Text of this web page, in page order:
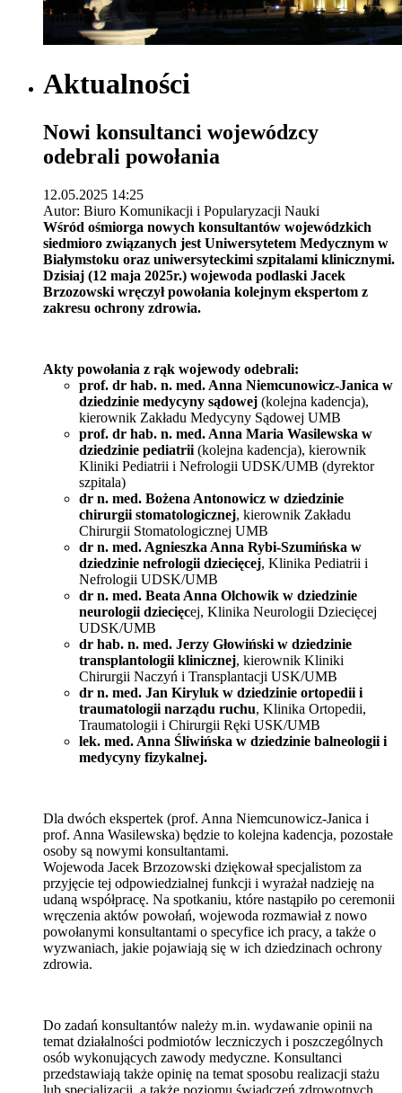
Aktualności
Nowi konsultanci wojewódzcy
odebrali powołania
12.05.2025 14:25
Autor: Biuro Komunikacji i Popularyzacji Nauki
Wśród ośmiorga nowych konsultantów wojewódzkich
siedmioro związanych jest Uniwersytetem Medycznym w
Białymstoku oraz uniwersyteckimi szpitalami klinicznymi.
Dzisiaj (12 maja 2025r.) wojewoda podlaski Jacek
Brzozowski wręczył powołania kolejnym ekspertom z
zakresu ochrony zdrowia.
Akty powołania z rąk wojewody odebrali:
prof. dr hab. n. med. Anna Niemcunowicz-Janica w
dziedzinie medycyny sądowej (kolejna kadencja),
kierownik Zakładu Medycyny Sądowej UMB
prof. dr hab. n. med. Anna Maria Wasilewska w
dziedzinie pediatrii (kolejna kadencja), kierownik
Kliniki Pediatrii i Nefrologii UDSK/UMB (dyrektor
szpitala)
dr n. med. Bożena Antonowicz w dziedzinie
chirurgii stomatologicznej, kierownik Zakładu
Chirurgii Stomatologicznej UMB
dr n. med. Agnieszka Anna Rybi-Szumińska w
dziedzinie nefrologii dziecięcej, Klinika Pediatrii i
Nefrologii UDSK/UMB
dr n. med. Beata Anna Olchowik w dziedzinie
neurologii dziecięcej, Klinika Neurologii Dziecięcej
UDSK/UMB
dr hab. n. med. Jerzy Głowiński w dziedzinie
transplantologii klinicznej, kierownik Kliniki
Chirurgii Naczyń i Transplantacji USK/UMB
dr n. med. Jan Kiryluk w dziedzinie ortopedii i
traumatologii narządu ruchu, Klinika Ortopedii,
Traumatologii i Chirurgii Ręki USK/UMB
lek. med. Anna Śliwińska w dziedzinie balneologii i
medycyny fizykalnej.
Dla dwóch ekspertek (prof. Anna Niemcunowicz-Janica i
prof. Anna Wasilewska) będzie to kolejna kadencja, pozostałe
osoby są nowymi konsultantami.
Wojewoda Jacek Brzozowski dziękował specjalistom za
przyjęcie tej odpowiedzialnej funkcji i wyrażał nadzieję na
udaną współpracę. Na spotkaniu, które nastąpiło po ceremonii
wręczenia aktów powołań, wojewoda rozmawiał z nowo
powołanymi konsultantami o specyfice ich pracy, a także o
wyzwaniach, jakie pojawiają się w ich dziedzinach ochrony
zdrowia.
Do zadań konsultantów należy m.in. wydawanie opinii na
temat działalności podmiotów leczniczych i poszczególnych
osób wykonujących zawody medyczne. Konsultanci
przedstawiają także opinię na temat sposobu realizacji stażu
lub specjalizacji, a także poziomu świadczeń zdrowotnych